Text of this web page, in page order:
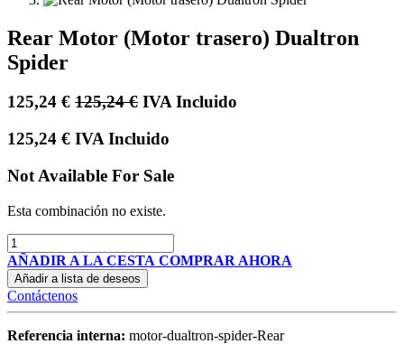
Rear Motor (Motor trasero) Dualtron
Spider
125,24 € 125,24€ IVA Incluido
125,24 € IVA Incluido
Not Available For Sale
Esta combinación no existe.
AÑADIR A LA CESTA COMPRAR AHORA
Añadir a lista de deseos
Contáctenos
Referencia interna: motor-dualtron-spider-Rear